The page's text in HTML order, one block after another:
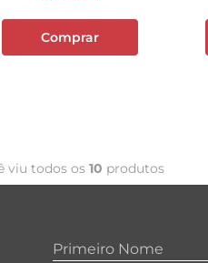
Comprar
viu todos os10 produtos